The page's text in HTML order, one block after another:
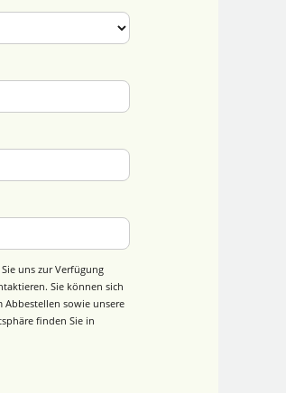
uns zur Verfügung
Sie können sich
sowie unsere
finden Sie in